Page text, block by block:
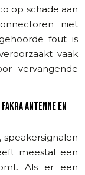
op schade aan
niet
fout is
vaak
vervangende
ANTENNE EN
speakersignalen
meestal een
Als er een